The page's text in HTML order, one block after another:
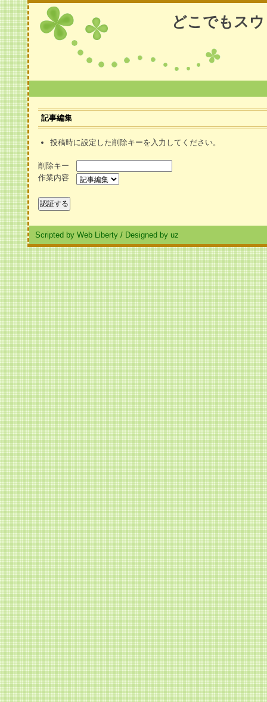
どこでもス
記事編集
投稿時に設定した削除キーを入力してください。
削除キー
作業内容
Scripted by Web Liberty / Designed by uz